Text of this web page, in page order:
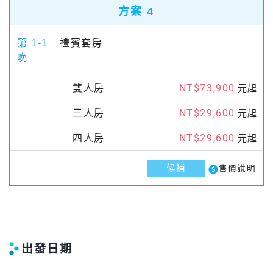
出發日期
方案 4
第 1-1
晚
禮賓套房
雙人房 NT$73,900 元起
三人房 NT$29,600 元起
四人房 NT$29,600 元起
候補 paid售價說明